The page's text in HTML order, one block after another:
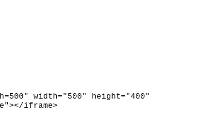
width="500" height="400"
></iframe>